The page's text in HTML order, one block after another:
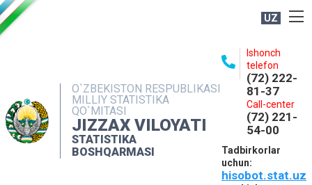
UZ
O`ZBEKISTON RESPUBLIKASI
MILLIY STATISTIKA
QO`MITASI
JIZZAX VILOYATI
STATISTIKA
BOSHQARMASI
Ishonch
telefon
(72) 222-
81-37
Call-center
(72) 221-
54-00
Tadbirkorlar
uchun:
hisobot.stat.uz
NASHRLAR
INTERAKTIV XIZMATLAR
MATBUOT XIZMATI